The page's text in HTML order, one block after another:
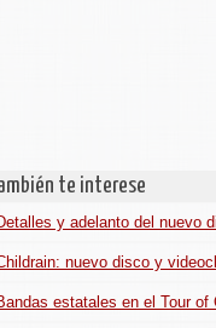
te interese
y adelanto del nuevo
nuevo disco y
estatales en el Tour of